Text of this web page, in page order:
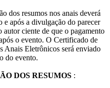
dos resumos nos anais deverá
e após a divulgação do parecer
ciente de que o pagamento
o evento. O Certificado de
Anais Eletrônicos será enviado
do evento.
DOS RESUMOS :